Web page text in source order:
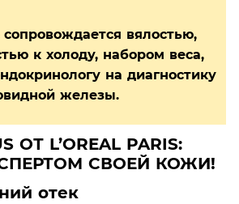
сопровождается вялостью,
к холоду, набором веса,
на диагностику
железы.
отек